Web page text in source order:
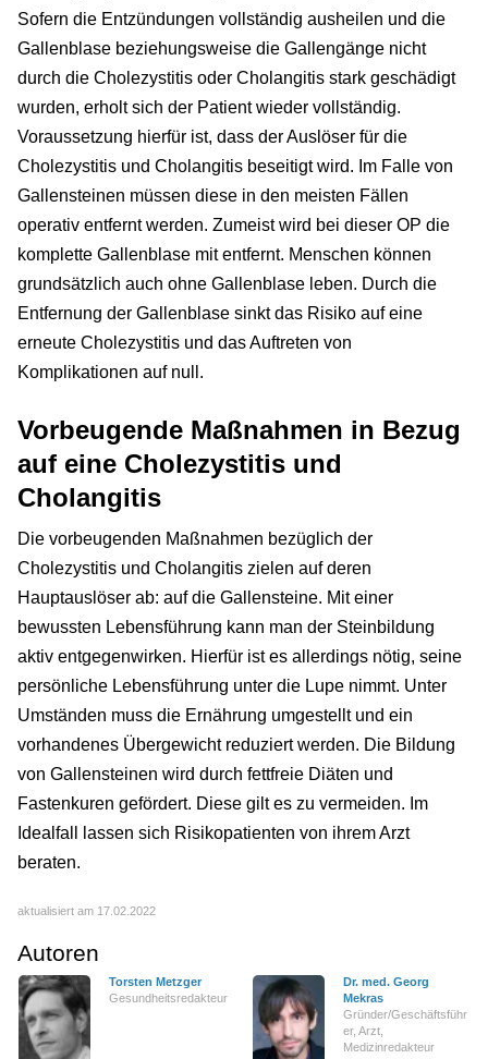
Sofern die Entzündungen vollständig ausheilen und die
Gallenblase beziehungsweise die Gallengänge nicht
durch die Cholezystitis oder Cholangitis stark geschädigt
wurden, erholt sich der Patient wieder vollständig.
Voraussetzung hierfür ist, dass der Auslöser für die
Cholezystitis und Cholangitis beseitigt wird. Im Falle von
Gallensteinen müssen diese in den meisten Fällen
operativ entfernt werden. Zumeist wird bei dieser OP die
komplette Gallenblase mit entfernt. Menschen können
grundsätzlich auch ohne Gallenblase leben. Durch die
Entfernung der Gallenblase sinkt das Risiko auf eine
erneute Cholezystitis und das Auftreten von
Komplikationen auf null.
Vorbeugende Maßnahmen in Bezug
auf eine Cholezystitis und
Cholangitis
Die vorbeugenden Maßnahmen bezüglich der
Cholezystitis und Cholangitis zielen auf deren
Hauptauslöser ab: auf die Gallensteine. Mit einer
bewussten Lebensführung kann man der Steinbildung
aktiv entgegenwirken. Hierfür ist es allerdings nötig, seine
persönliche Lebensführung unter die Lupe nimmt. Unter
Umständen muss die Ernährung umgestellt und ein
vorhandenes Übergewicht reduziert werden. Die Bildung
von Gallensteinen wird durch fettfreie Diäten und
Fastenkuren gefördert. Diese gilt es zu vermeiden. Im
Idealfall lassen sich Risikopatienten von ihrem Arzt
beraten.
aktualisiert am 17.02.2022
Autoren
Torsten Metzger
Gesundheitsredakteur
Dr. med. Georg
Mekras
Gründer/Geschäftsführ
er, Arzt,
Medizinredakteur